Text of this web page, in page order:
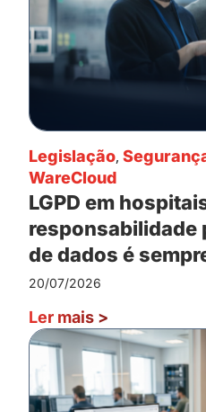
Legislação,
WareCloud
LGPD em
responsabilidade
de dados é
20/07/2026
Ler mais >